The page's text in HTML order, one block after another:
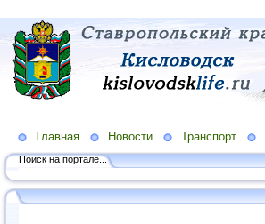
Главная Новости Транспорт
Поиск на портале...